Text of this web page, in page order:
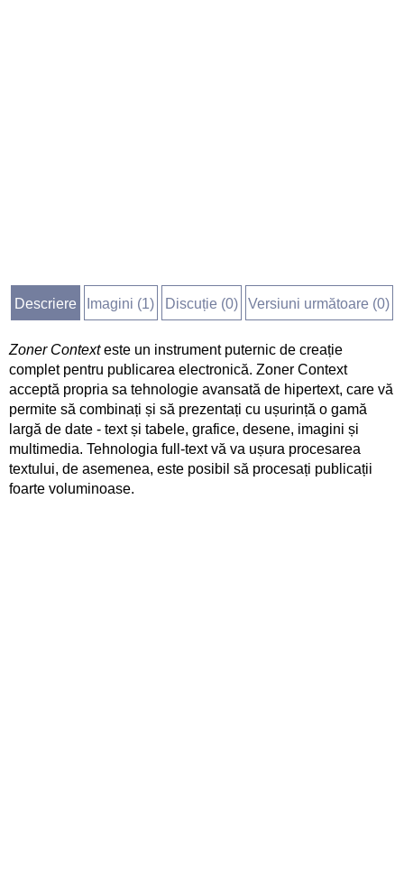
Descriere Imagini (1) Discuție (0) Versiuni următoare (0)
Zoner Contexteste un instrument puternic de creație
complet pentru publicarea electronică. Zoner Context
acceptă propria sa tehnologie avansată de hipertext, care vă
permite să combinați și să prezentați cu ușurință o gamă
largă de date - text și tabele, grafice, desene, imagini și
multimedia. Tehnologia full-text vă va ușura procesarea
textului, de asemenea, este posibil să procesați publicații
foarte voluminoase.